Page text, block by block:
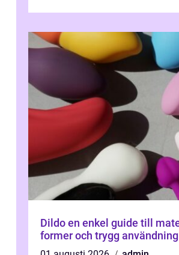
Dildo en enkel guide till material,
former och trygg användning